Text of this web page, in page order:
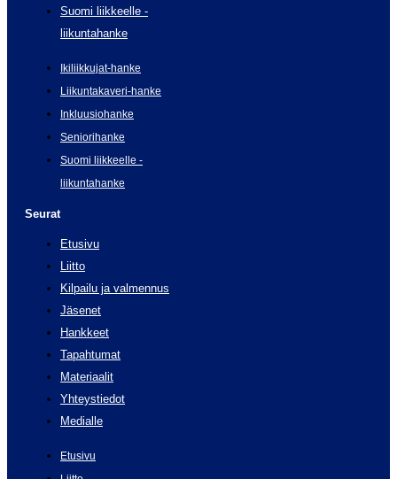
Suomi liikkeelle -
liikuntahanke
Ikiliikkujat-hanke
Liikuntakaveri-hanke
Inkluusiohanke
Seniorihanke
Suomi liikkeelle -
liikuntahanke
Seurat
Etusivu
Liitto
Kilpailu ja valmennus
Jäsenet
Hankkeet
Tapahtumat
Materiaalit
Yhteystiedot
Medialle
Etusivu